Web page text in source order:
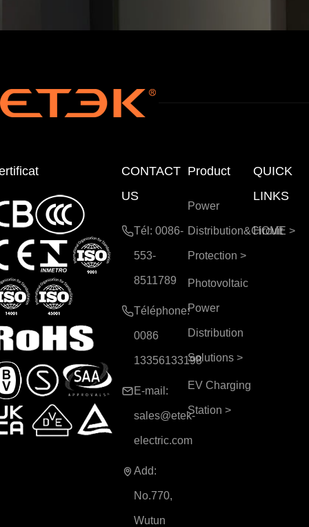
VE
Pui
ssa
|
CONTACT
US
Tél: 0086-
553-
8511789
Téléphone:
0086
13356133198
E-mail:
sales@etek-
electric.com
Add:
No.770,
Wutun
Product
Power
Distribution&Circuit
Protection >
Photovoltaic
Power
Distribution
Solutions >
EV Charging
Station >
QUICK
LINKS
HOME >